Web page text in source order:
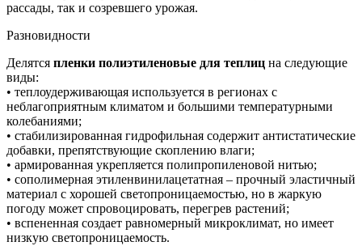
рассады, так и созревшего урожая.
Разновидности
Делятся пленки полиэтиленовые для теплиц на следующие
виды:
• теплоудерживающая используется в регионах с
неблагоприятным климатом и большими температурными
колебаниями;
• стабилизированная гидрофильная содержит антистатические
добавки, препятствующие скоплению влаги;
• армированная укрепляется полипропиленовой нитью;
• сополимерная этиленвинилацетатная – прочный эластичный
материал с хорошей светопроницаемостью, но в жаркую
погоду может спровоцировать, перегрев растений;
• вспененная создает равномерный микроклимат, но имеет
низкую светопроницаемость.